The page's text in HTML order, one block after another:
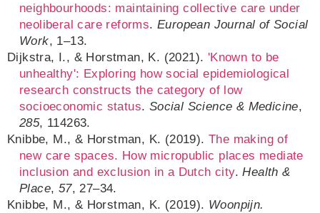
neighbourhoods: maintaining collective care under
neoliberal care reforms.European Journal of Social
Work, 1–13.
Dijkstra, I., & Horstman, K. (2021). 'Known to be
unhealthy': Exploring how social epidemiological
research constructs the category of low
socioeconomic status. Social Science & Medicine,
285, 114263.
Knibbe, M., & Horstman, K. (2019). The making of
new care spaces. How micropublic places mediate
inclusion and exclusion in a Dutch city.Health &
Place, 57, 27–34.
Knibbe, M., & Horstman, K. (2019). Woonpijn.